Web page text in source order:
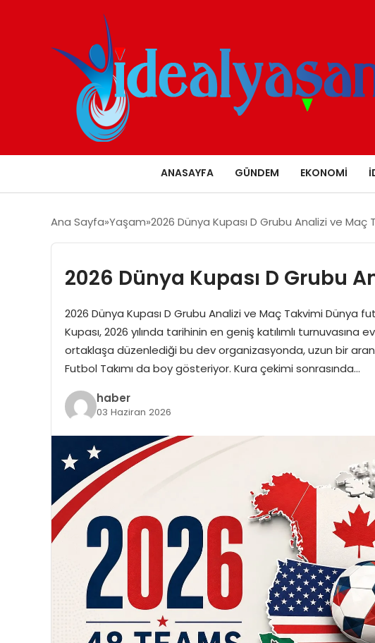
ANASAYFA GÜNDEM EKONOMI
Ana Sayfa Yaşam 2026 Dünya Kupası D Grubu Analizi ve Maç
2026 Dünya Kupası D Grubu
2026 Dünya Kupası D Grubu Analizi ve Maç Takvimi Dünya
Kupası, 2026 yılında tarihinin en geniş katılımlı turnuvasına
ortaklaşa düzenlediği bu dev organizasyonda, uzun bir
Futbol Takımı da boy gösteriyor. Kura çekimi sonrasında…
haber
03 Haziran 2026